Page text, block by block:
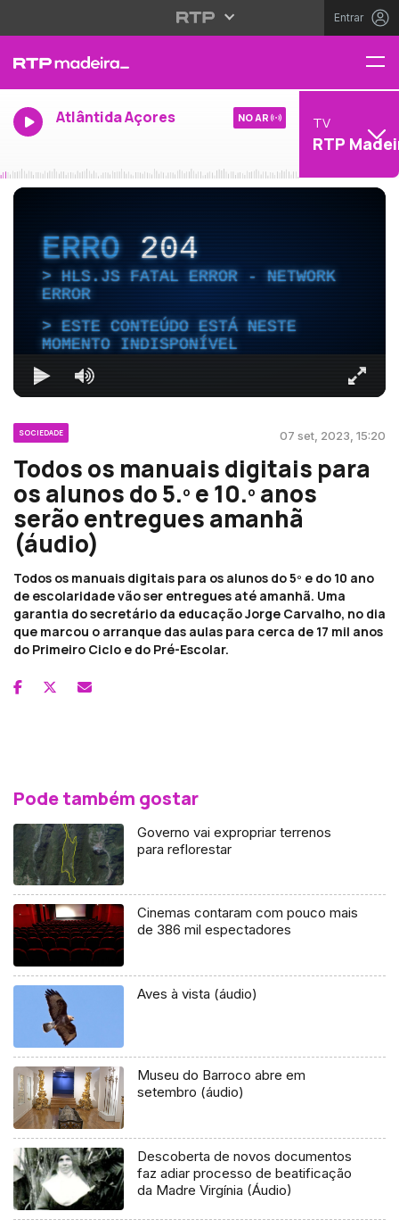
Entrar
Atlântida Açores NO AR TV
RTP
ERRO204
HLS.JS FATAL ERROR - NETWORK
ERROR
ESTE CONTEÚDO ESTÁ NESTE
MOMENTO INDISPONÍVEL
SOCIEDADE 07 set, 2023, 15:20
Todos os manuais digitais para
os alunos do 5.º e 10.º anos
serão entregues amanhã
(áudio)
Todos os manuais digitais para os alunos do 5º e do 10 ano
de escolaridade vão ser entregues até amanhã. Uma
garantia do secretário da educação Jorge Carvalho, no dia
que marcou o arranque das aulas para cerca de 17 mil anos
do Primeiro Ciclo e do Pré-Escolar.
Pode também gostar
Governo vai expropriar terrenos
para reflorestar
Cinemas contaram com pouco mais
de 386 mil espectadores
Aves à vista (áudio)
Museu do Barroco abre em
setembro (áudio)
Descoberta de novos documentos
faz adiar processo de beatificação
da Madre Virgínia (Áudio)